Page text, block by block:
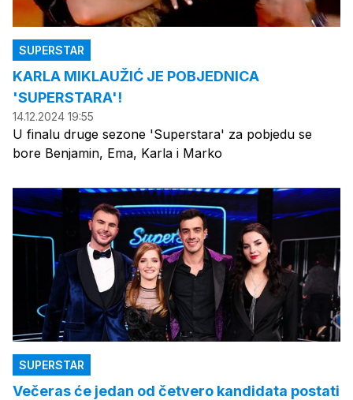
SUPERSTAR
KARLA MIKLAUŽIĆ JE POBJEDNICA
'SUPERSTARA'!
14.12.2024 19:55
U finalu druge sezone 'Superstara' za pobjedu se
bore Benjamin, Ema, Karla i Marko
SUPERSTAR
Večeras će jedan od četvero kandidata postati